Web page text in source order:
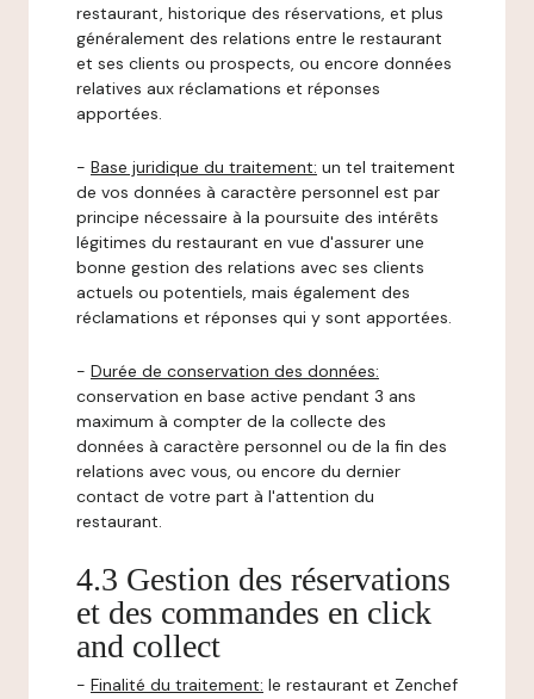
restaurant, historique des réservations, et plus
généralement des relations entre le restaurant
et ses clients ou prospects, ou encore données
relatives aux réclamations et réponses
apportées.
- Base juridique du traitement: un tel traitement
de vos données à caractère personnel est par
principe nécessaire à la poursuite des intérêts
légitimes du restaurant en vue d'assurer une
bonne gestion des relations avec ses clients
actuels ou potentiels, mais également des
réclamations et réponses qui y sont apportées.
- Durée de conservation des données:
conservation en base active pendant 3 ans
maximum à compter de la collecte des
données à caractère personnel ou de la fin des
relations avec vous, ou encore du dernier
contact de votre part à l'attention du
restaurant.
4.3 Gestion des réservations
et des commandes en click
and collect
- Finalité du traitement: le restaurant et Zenchef